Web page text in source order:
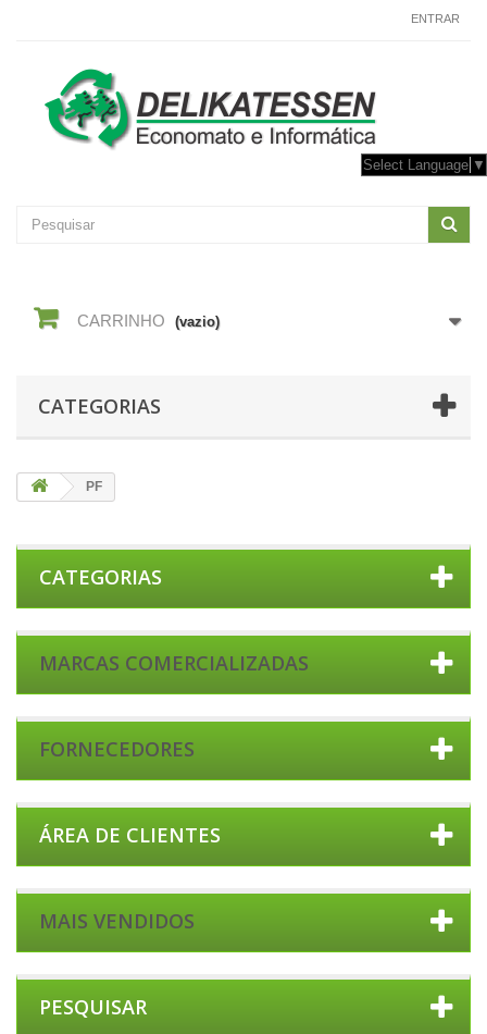
ENTRAR
Select Language ▼
CARRINHO (vazio)
CATEGORIAS
PF
CATEGORIAS
MARCAS COMERCIALIZADAS
FORNECEDORES
ÁREA DE CLIENTES
MAIS VENDIDOS
PESQUISAR